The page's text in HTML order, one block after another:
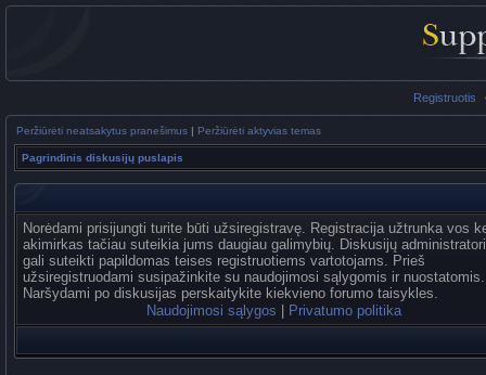
Registruotis
Peržiūrėti neatsakytus pranešimus | Peržiūrėti aktyvias temas
Pagrindinis diskusijų puslapis
Norėdami prisijungti turite būti užsiregistravę. Registracija užtrunka vos
akimirkas tačiau suteikia jums daugiau galimybių. Diskusijų
gali suteikti papildomas teises registruotiems vartotojams. Prieš
užsiregistruodami susipažinkite su naudojimosi sąlygomis ir nuostatomis.
Naršydami po diskusijas perskaitykite kiekvieno forumo taisykles.
Naudojimosi sąlygos
Privatumo politika